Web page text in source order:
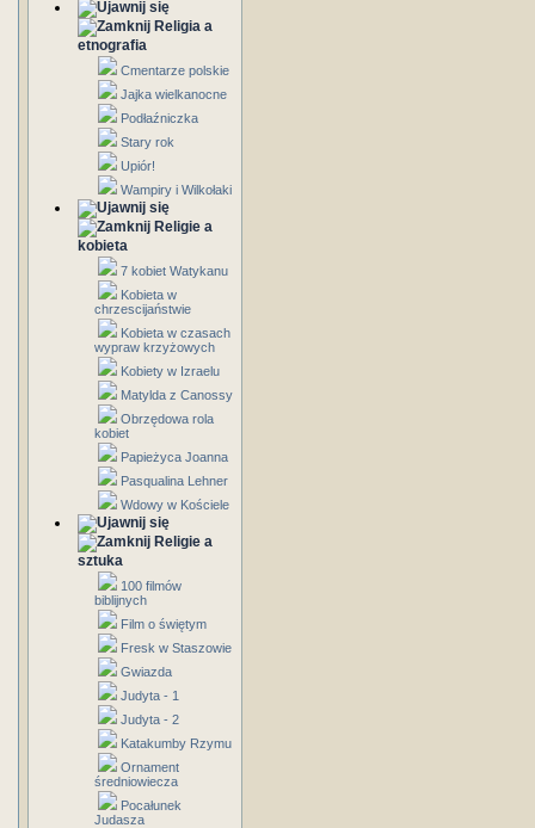
Religia a
etnografia
Cmentarze polskie
Jajka wielkanocne
Podłaźniczka
Stary rok
Upiór!
Wampiry i Wilkołaki
Religie a
kobieta
7 kobiet Watykanu
Kobieta w
chrzescijaństwie
Kobieta w czasach
wypraw krzyżowych
Kobiety w Izraelu
Matylda z Canossy
Obrzędowa rola
kobiet
Papieżyca Joanna
Pasqualina Lehner
Wdowy w Kościele
Religie a
sztuka
100 filmów
biblijnych
Film o świętym
Fresk w Staszowie
Gwiazda
Judyta - 1
Judyta - 2
Katakumby Rzymu
Ornament
średniowiecza
Pocałunek
Judasza